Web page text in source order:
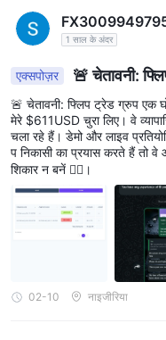
1 साल के अंदर
एक्सपोज़र 🚨 चेतावनी:
🚨 चेतावनी: फ्लिप ट्रेड ग्रुप एक
मेरे $611USD चुरा लिए। वे
चला रहे हैं। डेमो और लाइव
प निकासी का प्रयास करते हैं तो
शिकार न बनें 🙅‍♂️।
02-10 नाइजीरिया